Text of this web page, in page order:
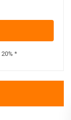
20% *